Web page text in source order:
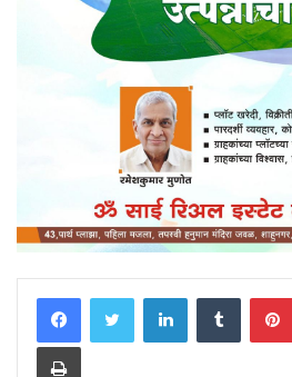
LinkedInTumblr
Print